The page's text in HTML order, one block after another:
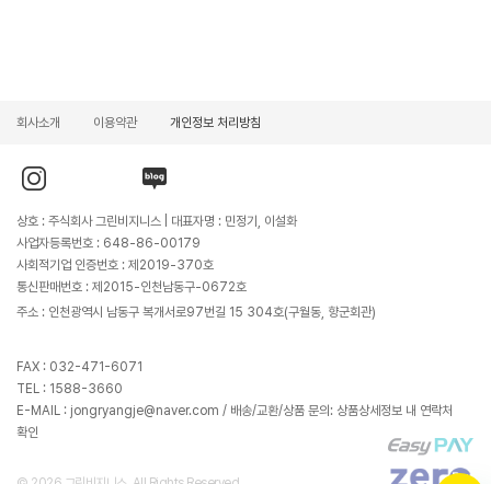
회사소개 이용약관 개인정보 처리방침
인
스
그
램
바
로
가
바
로
가
기
블
로
바
로
가
기
상호 : 주식회사 그린비지니스 | 대표자명 : 민정기, 이설화
사업자등록번호 : 648-86-00179
사회적기업 인증번호 : 제2019-370호
통신판매번호 : 제2015-인천남동구-0672호
주소 : 인천광역시 남동구 복개서로97번길 15 304호(구월동, 향군회관)
FAX : 032-471-6071
TEL : 1588-3660
E-MAIL : jongryangje@naver.com / 배송/교환/상품 문의: 상품상세정보 내 연락처
확인